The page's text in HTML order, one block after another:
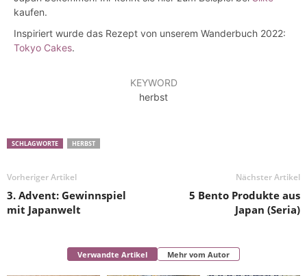
kaufen.
Inspiriert wurde das Rezept von unserem Wanderbuch 2022:
Tokyo Cakes.
KEYWORD
herbst
SCHLAGWORTE HERBST
Vorheriger Artikel
3. Advent: Gewinnspiel
mit Japanwelt
Nächster Artikel
5 Bento Produkte aus
Japan (Seria)
Verwandte Artikel Mehr vom Autor